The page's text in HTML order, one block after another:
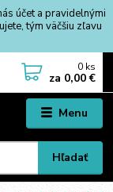
účet a pravidelnými
tým väčšiu zľavu
Menu
Hľadať
0 ks
za 0,00 €